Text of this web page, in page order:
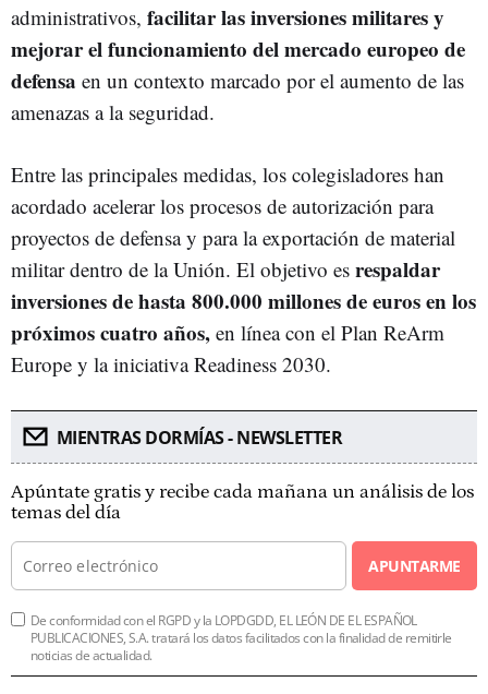
administrativos, facilitar las inversiones militares y
mejorar el funcionamiento del mercado europeo de
defensa en un contexto marcado por el aumento de las
amenazas a la seguridad.
Entre las principales medidas, los colegisladores han
acordado acelerar los procesos de autorización para
proyectos de defensa y para la exportación de material
militar dentro de la Unión. El objetivo es respaldar
inversiones de hasta 800.000 millones de euros en los
próximos cuatro años, en línea con el Plan ReArm
Europe y la iniciativa Readiness 2030.
MIENTRAS DORMÍAS - NEWSLETTER
Apúntate gratis y recibe cada mañana un análisis de los
temas del día
APUNTARME
De conformidad con el RGPD y la LOPDGDD, EL LEÓN DE EL ESPAÑOL
PUBLICACIONES, S.A. tratará los datos facilitados con la finalidad de remitirle
noticias de actualidad.